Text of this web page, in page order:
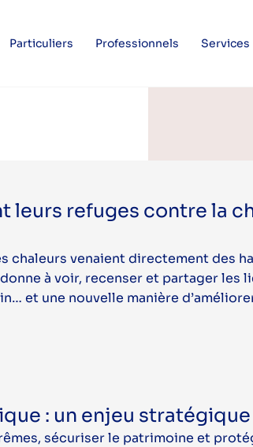
Particuliers Professionnels Services
leurs refuges contre la
chaleurs venaient directement des
à voir, recenser et partager les
et une nouvelle manière
: un enjeu
sécuriser le patrimoine et